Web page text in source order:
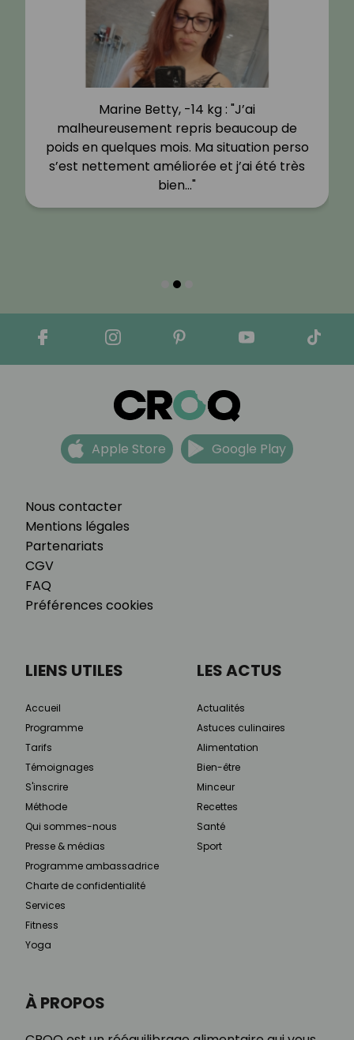
Marine Betty, -14 kg : "J’ai
malheureusement repris beaucoup de
poids en quelques mois. Ma situation perso
s’est nettement améliorée et j’ai été très
bien…"
Nous contacter
Mentions légales
Partenariats
CGV
FAQ
Préférences cookies
Apple Store Google Play
À PROPOS
LIENS UTILES
Accueil
Programme
Tarifs
Témoignages
S'inscrire
Méthode
Qui sommes-nous
Presse & médias
Programme ambassadrice
Charte de confidentialité
Services
Fitness
Yoga
LES ACTUS
Actualités
Astuces culinaires
Alimentation
Bien-être
Minceur
Recettes
Santé
Sport